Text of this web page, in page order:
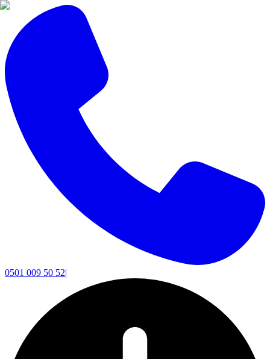
0501 009 50 52|